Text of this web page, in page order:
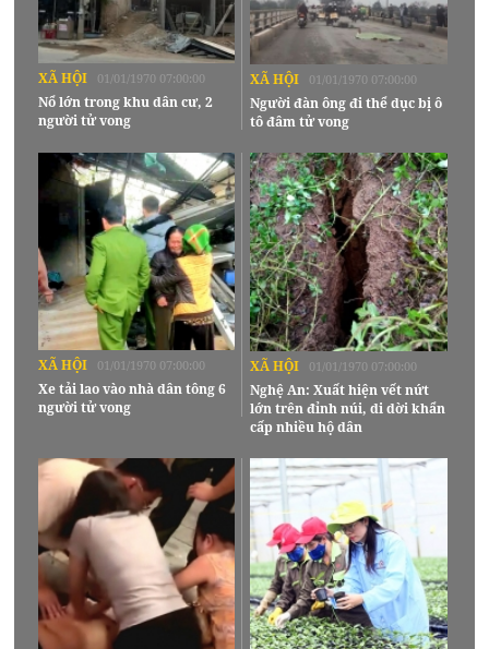
XÃ HỘI 01/01/1970 07:00:00
Nổ lớn trong khu dân cư, 2
người tử vong
XÃ HỘI 01/01/1970 07:00:00
Người đàn ông đi thể dục bị ô
tô đâm tử vong
XÃ HỘI 01/01/1970 07:00:00
Xe tải lao vào nhà dân tông 6
người tử vong
XÃ HỘI 01/01/1970 07:00:00
Nghệ An: Xuất hiện vết nứt
lớn trên đỉnh núi, di dời khẩn
cấp nhiều hộ dân